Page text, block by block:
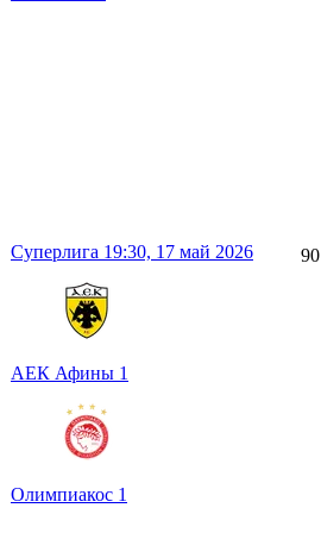
Суперлига 19:30, 17 май 2026
АЕК Афины 1
Олимпиакос 1
90